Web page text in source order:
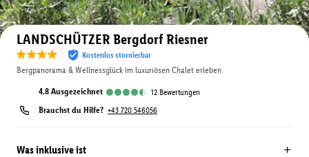
Auf der Karte anzeigen
LANDSCHÜTZER Bergdorf Riesner
Kostenlos stornierbar
Bergpanorama & Wellnessglück im luxuriösen Chalet erleben
4.8 ausgezeichnet 12 Bewertungen
Brauchst du Hilfe? +43 720 546056
Was inklusive ist